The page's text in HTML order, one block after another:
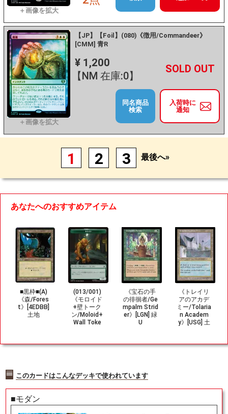
【JP】【Foil】(080)《徴用/Commandeer》
[CMM] 青R
¥ 1,200
【NM 在庫:0】
－ +
入荷時に
通知
同名商品
検索
1 2 3 最後へ»
あなたへのおすすめアイテム
■黒枠■(A)
《森/Fores
t》[4EDBB]
土地
(013/001)
《モロイド
+壁トーク
ン/Moloid+
Wall Toke
《宝石の手
の徘徊者/Ge
mpalm Strid
er》[LGN] 緑
U
《トレイリ
アのアカデ
ミー/Tolaria
n Academ
y》[USG] 土
このカードはこんなデッキで使われています
■モダン